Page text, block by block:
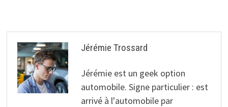
Jérémie Trossard
Jérémie est un geek option
automobile. Signe particulier : est
arrivé à l'automobile par